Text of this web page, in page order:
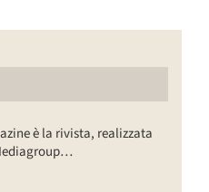
è la rivista, realizzata